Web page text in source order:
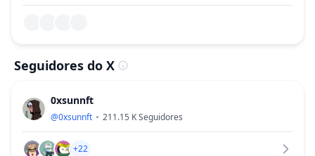
Seguidores do X
0xsunnft
@0xsunnft 211.15 KSeguidores
+22